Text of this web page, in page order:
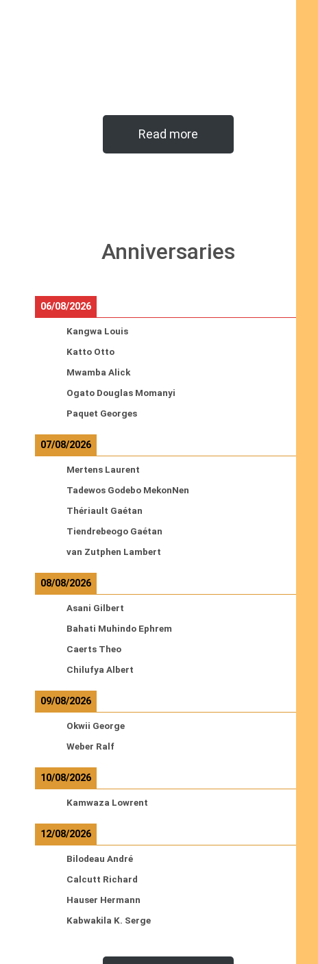
Read more
Anniversaries
06/08/2026
Kangwa Louis
Katto Otto
Mwamba Alick
Ogato Douglas Momanyi
Paquet Georges
07/08/2026
Mertens Laurent
Tadewos Godebo MekonNen
Thériault Gaétan
Tiendrebeogo Gaétan
van Zutphen Lambert
08/08/2026
Asani Gilbert
Bahati Muhindo Ephrem
Caerts Theo
Chilufya Albert
09/08/2026
Okwii George
Weber Ralf
10/08/2026
Kamwaza Lowrent
12/08/2026
Bilodeau André
Calcutt Richard
Hauser Hermann
Kabwakila K. Serge